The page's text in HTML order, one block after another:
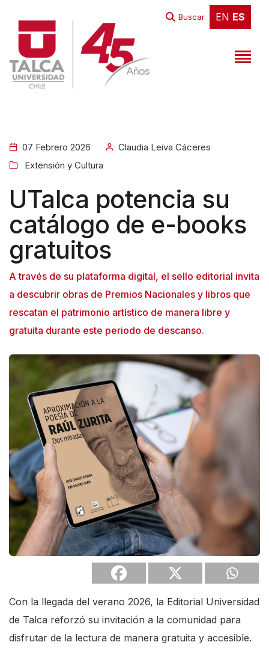
EN ES
Buscar EN ES
07 Febrero 2026
Claudia Leiva Cáceres
Extensión y Cultura
UTalca potencia su
catálogo de e-books
gratuitos
A través de su plataforma digital, el sello editorial invita
a descubrir obras de Premios Nacionales y libros que
rescatan el patrimonio artístico de manera libre y
gratuita durante este periodo de descanso.
Con la llegada del verano 2026, la Editorial Universidad
de Talca reforzó su invitación a la comunidad para
disfrutar de la lectura de manera gratuita y accesible.